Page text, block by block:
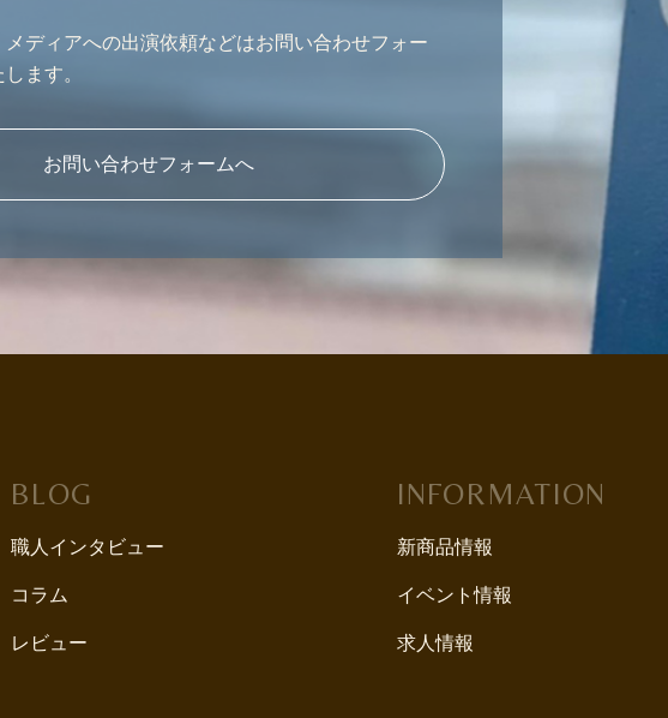
ディアへの出演依頼などはお問い合わせフォー
ます。
お問い合わせフォームへ
BLOG
職人インタビュー
コラム
レビュー
INFORMATION
新商品情報
イベント情報
求人情報